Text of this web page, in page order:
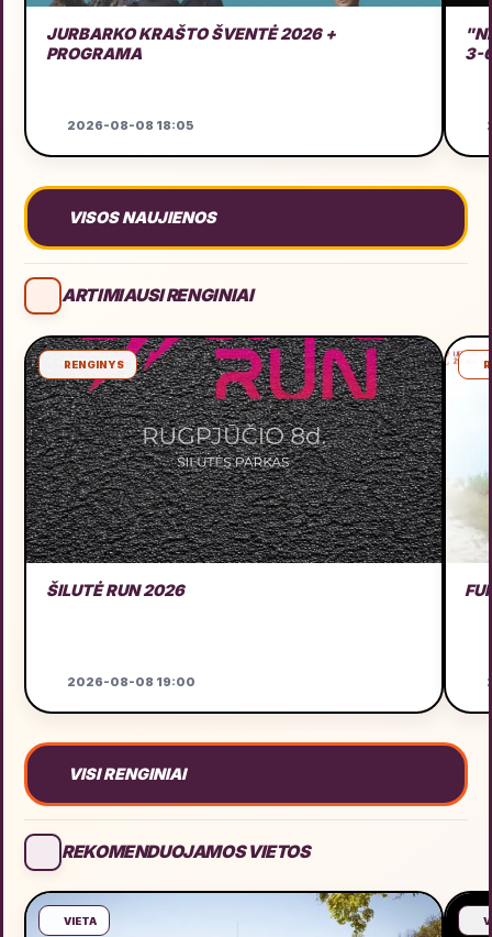
JURBARKO KRAŠTO ŠVENTĖ 2026 +
PROGRAMA
2026-08-08 18:05
3-
VISOS NAUJIENOS
ARTIMIAUSI RENGINIAI
RENGINYS
ŠILUTĖ RUN 2026
2026-08-08 19:00
VISI RENGINIAI
REKOMENDUOJAMOS VIETOS
VIETA